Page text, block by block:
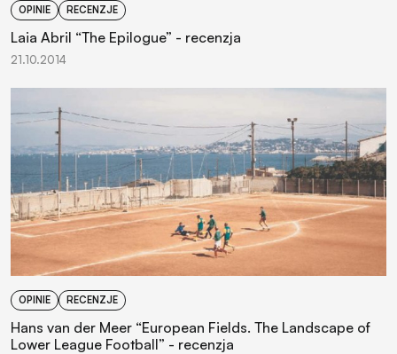
OPINIE RECENZJE
Laia Abril “The Epilogue” - recenzja
21.10.2014
OPINIE RECENZJE
Hans van der Meer “European Fields. The Landscape of
Lower League Football” - recenzja